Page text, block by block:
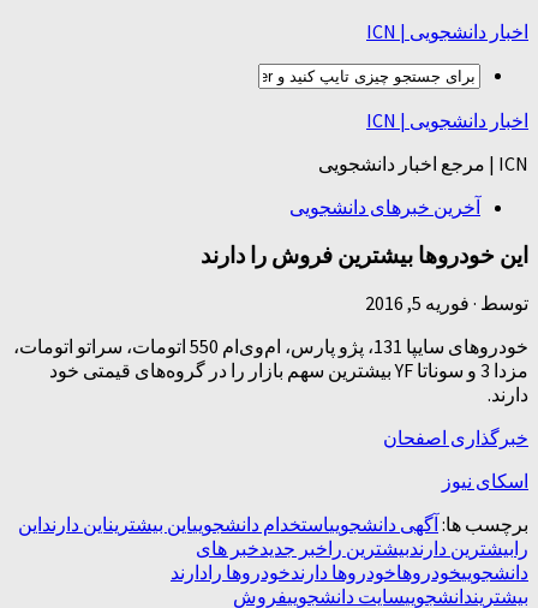
اخبار دانشجویی | ICN
اخبار دانشجویی | ICN
ICN | مرجع اخبار دانشجویی
آخرین خبرهای دانشجویی
این خودروها بیشترین فروش را دارند
توسط · فوریه 5, 2016
خودروهای سایپا 131، پژو پارس، ام‌وی‌ام 550 اتومات، سراتو اتومات،
مزدا 3 و سوناتا YF بیشترین سهم بازار را در گروه‌های قیمتی خود
دارند.
خبرگذاری اصفحان
اسکای نیوز
برچسب ها: آگهی دانشجوییاستخدام دانشجوییاین بیشتریناین دارنداین
رابیشترین دارندبیشترین راخبر جدیدخبر های
دانشجوییخودروهاخودروها دارندخودروها رادارند
بیشتریندانشجوییسایت دانشجوییفروش